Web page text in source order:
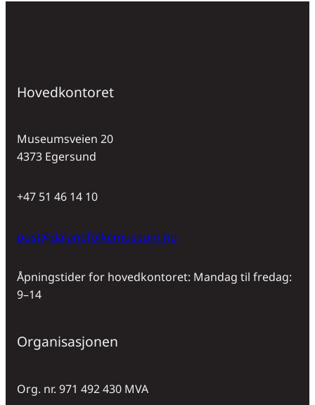
Hovedkontoret
Museumsveien 20
4373 Egersund
+47 51 46 14 10
post@dalanefolkemuseum.no
Åpningstider for hovedkontoret: Mandag til fredag:
9–14
Organisasjonen
Org. nr. 971 492 430 MVA